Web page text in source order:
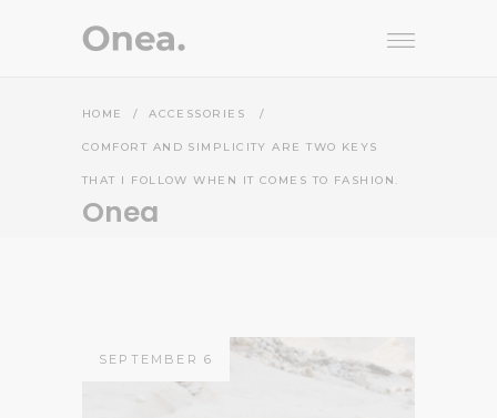
HOME /ACCESSORIES /
COMFORT AND SIMPLICITY ARE TWO KEYS
THAT I FOLLOW WHEN IT COMES TO FASHION.
Onea
SEPTEMBER 6